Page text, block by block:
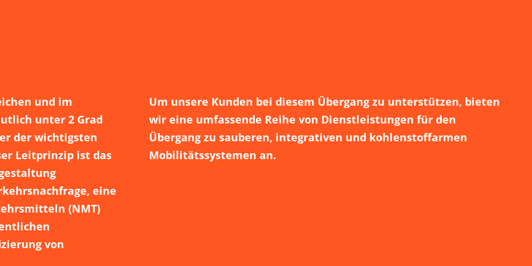
und im
unter 2 Grad
der wichtigsten
Leitprinzip ist das
eine
(NMT)
von
Um unsere Kunden bei diesem Übergang zu unterstützen, bieten
wir eine umfassende Reihe von Dienstleistungen für den
Übergang zu sauberen, integrativen und kohlenstoffarmen
Mobilitätssystemen an.